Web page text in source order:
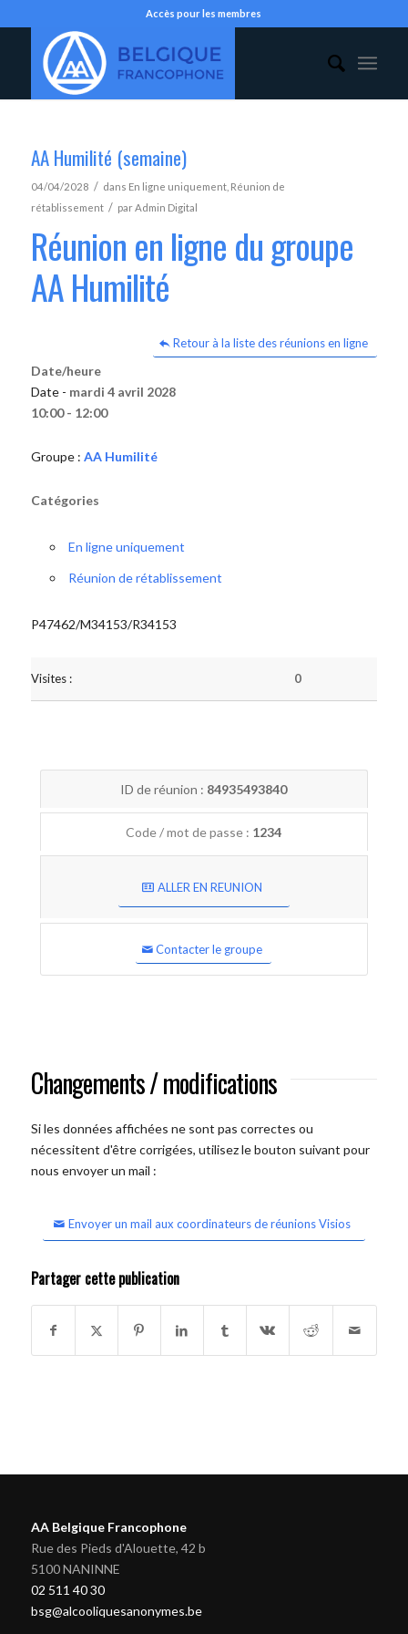
Accès pour les membres
AA Humilité (semaine)
04/04/2028 / dans En ligne uniquement, Réunion de
rétablissement / parAdmin Digital
Réunion en ligne du groupe
AA Humilité
Retour à la liste des réunions en ligne
Date/heure
Date - mardi 4 avril 2028
10:00 - 12:00
Groupe : AA Humilité
Catégories
En ligne uniquement
Réunion de rétablissement
P47462/M34153/R34153
Visites : 0
ID de réunion : 84935493840
Code / mot de passe : 1234
ALLER EN REUNION
Contacter le groupe
Changements / modifications
Si les données affichées ne sont pas correctes ou
nécessitent d'être corrigées, utilisez le bouton suivant pour
nous envoyer un mail :
Envoyer un mail aux coordinateurs de réunions Visios
Partager cette publication
AA Belgique Francophone
Rue des Pieds d'Alouette, 42 b
5100 NANINNE
02 511 40 30
bsg@alcooliquesanonymes.be